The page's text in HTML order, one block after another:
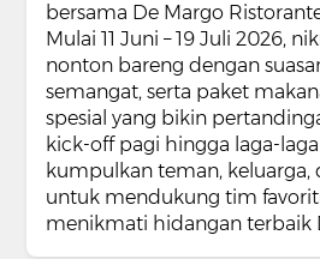
bersama De Margo
Mulai 11 Juni – 19 Juli 2026,
nonton bareng dengan
semangat, serta paket
spesial yang bikin
kick-off pagi hingga laga-
kumpulkan teman, keluarga,
untuk mendukung tim
menikmati hidangan terbaik